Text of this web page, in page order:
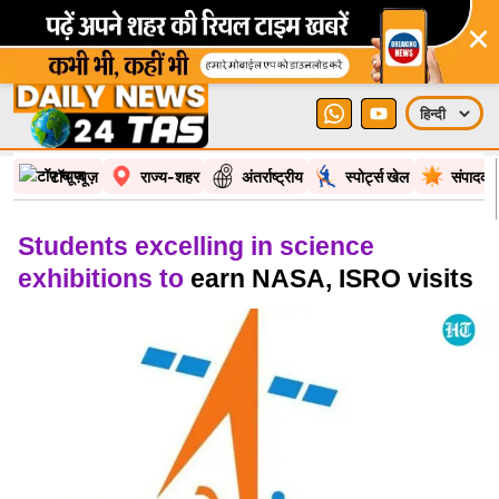
×
टॉप न्यूज़ राज्य-शहर अंतर्राष्ट्रीय स्पोर्ट्स खेल
Students excelling in science
exhibitions to earn NASA, ISRO visits